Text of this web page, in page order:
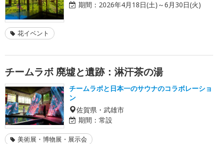
期間： 2026年4月18日(土)～6月30日(火)
花イベント
チームラボ 廃墟と遺跡：淋汗茶の湯
チームラボと日本一のサウナのコラボレーショ
ン
佐賀県・武雄市
期間： 常設
美術展・博物展・展示会